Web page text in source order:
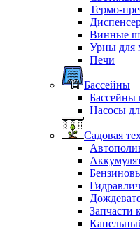
Термо-
Винные
Урны для
Печи
Бассейны
Бассейны
Насосы
Садовая
Запчасти